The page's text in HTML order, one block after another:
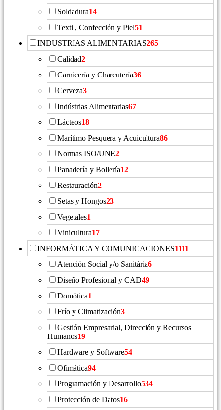
Soldadura14
Textil, Confección y Piel51
INDUSTRIAS ALIMENTARIAS265
Calidad2
Carnicería y Charcutería36
Cerveza3
Indústrias Alimentarias67
Lácteos18
Marítimo Pesquera y Acuicultura86
Normas ISO/UNE2
Panadería y Bollería12
Restauración2
Setas y Hongos23
Vegetales1
Vinicultura17
INFORMÁTICA Y COMUNICACIONES1111
Atención Social y/o Sanitária6
Diseño Profesional y CAD49
Domótica1
Frío y Climatización3
Gestión Empresarial, Dirección y Recursos
Humanos19
Hardware y Software54
Ofimática94
Programación y Desarrollo534
Protección de Datos16